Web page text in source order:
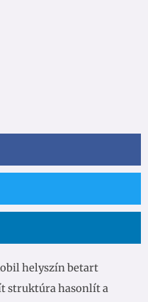
helyszín betart
struktúra hasonlít a